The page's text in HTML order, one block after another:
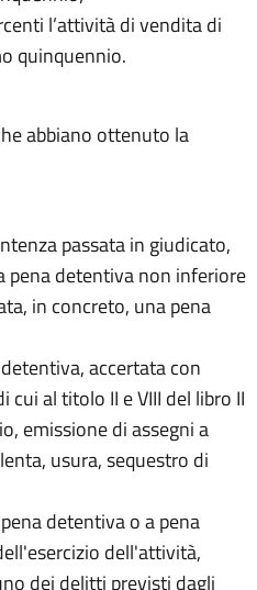
l’attività di vendita di
quinquennio.
abbiano ottenuto la
passata in giudicato,
pena detentiva non inferiore
in concreto, una pena
accertata con
al titolo II e VIII del libro II
emissione di assegni a
usura, sequestro di
detentiva o a pena
dell'attività,
dei delitti previsti dagli